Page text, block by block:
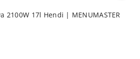
2100W 17l Hendi | MENUMASTER